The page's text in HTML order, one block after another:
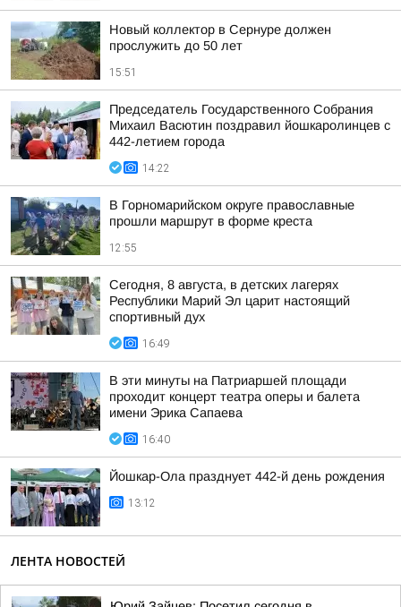
Новый коллектор в Сернуре должен
прослужить до 50 лет
15:51
Председатель Государственного Собрания
Михаил Васютин поздравил йошкаролинцев с
442-летием города
14:22
В Горномарийском округе православные
прошли маршрут в форме креста
12:55
Сегодня, 8 августа, в детских лагерях
Республики Марий Эл царит настоящий
спортивный дух
16:49
В эти минуты на Патриаршей площади
проходит концерт театра оперы и балета
имени Эрика Сапаева
16:40
Йошкар-Ола празднует 442-й день рождения
13:12
ЛЕНТА НОВОСТЕЙ